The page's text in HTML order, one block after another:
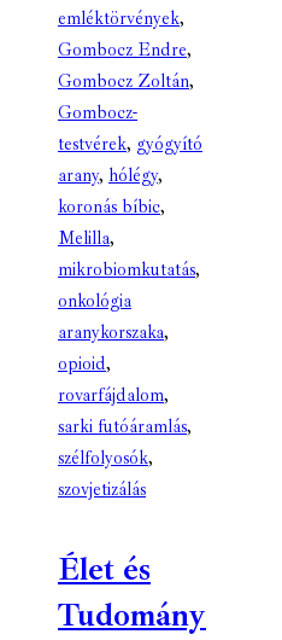
emléktörvények,
Gombocz Endre,
Gombocz Zoltán,
Gombocz-
testvérek, gyógyító
arany, hólégy,
koronás bíbic,
Melilla,
mikrobiomkutatás,
onkológia
aranykorszaka,
opioid,
rovarfájdalom,
sarki futóáramlás,
szélfolyosók,
szovjetizálás
Élet és
Tudomány